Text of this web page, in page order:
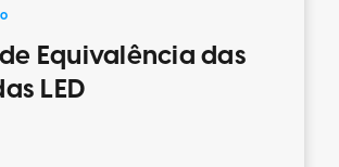
Equivalência das
LED